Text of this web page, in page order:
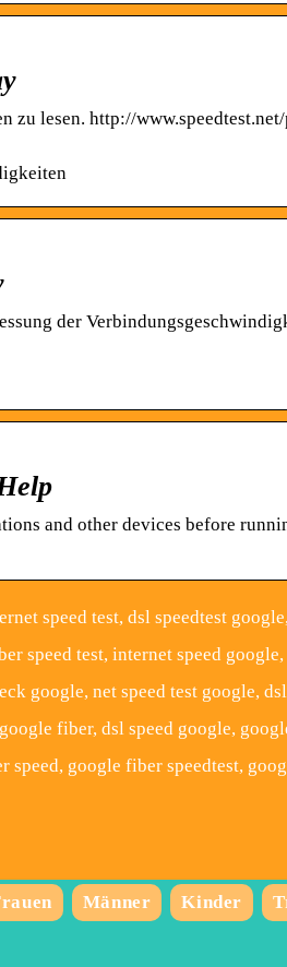
zu lesen. http://
der
and other devices before
speed test, dsl speedtest
speed test, internet speed google,
google, net speed test google,
fiber, dsl speed google,
speed, google fiber speedtest,
Männer Kinder